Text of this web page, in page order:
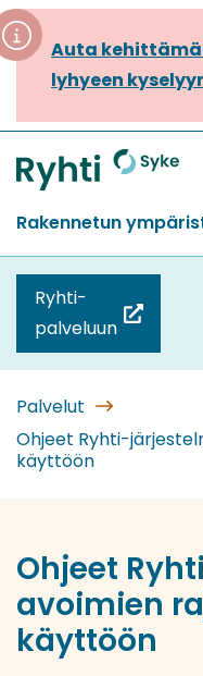
Siirry
sisältöön
Auta
lyhyeen
Etusivu
Rakennetun
Ryhti-
palveluun
(siirryt
toiseen
Palvelut
Ohjeet Ryhti-
käyttöön
Ohjeet
avoimien
käyttöön